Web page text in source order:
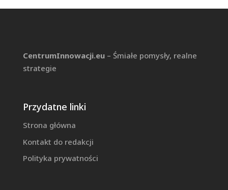
CentrumInnowacji.eu– Śmiałe pomysły, realne
strategie
Przydatne linki
Strona główna
Kontakt do redakcji
Polityka prywatności